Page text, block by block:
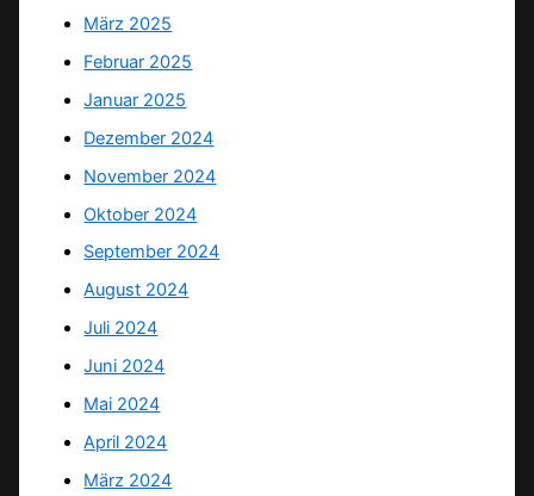
März 2025
Februar 2025
Januar 2025
Dezember 2024
November 2024
Oktober 2024
September 2024
August 2024
Juli 2024
Juni 2024
Mai 2024
April 2024
März 2024